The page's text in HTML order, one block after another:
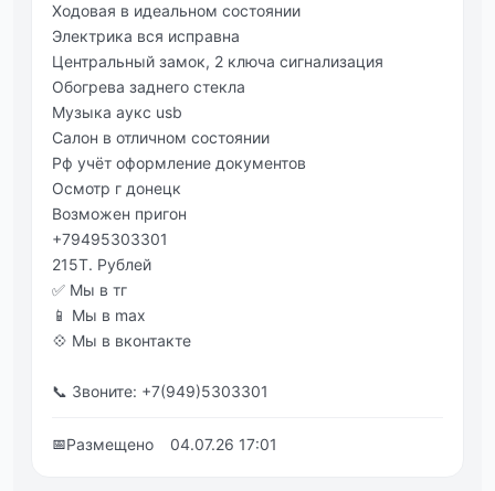
Ходовая в идеальном состоянии
Электрика вся исправна
Центральный замок, 2 ключа сигнализация
Обогрева заднего стекла
Музыка аукс usb
Салон в отличном состоянии
Рф учёт оформление документов
Осмотр г донецк
Возможен пригон
+79495303301
215Т. Рублей
✅ Мы в тг
📱 Мы в max
💠 Мы в вконтакте
📞 Звоните: +7(949)5303301
📅Размещено 04.07.26 17:01